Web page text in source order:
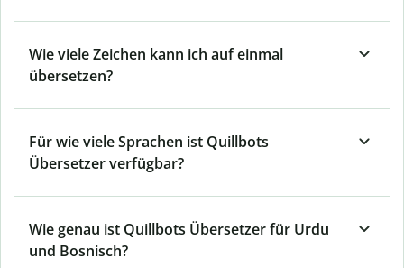
Wie viele Zeichen kann ich auf einmal
übersetzen?
Für wie viele Sprachen ist Quillbots
Übersetzer verfügbar?
Wie genau ist Quillbots Übersetzer für Urdu
und Bosnisch?